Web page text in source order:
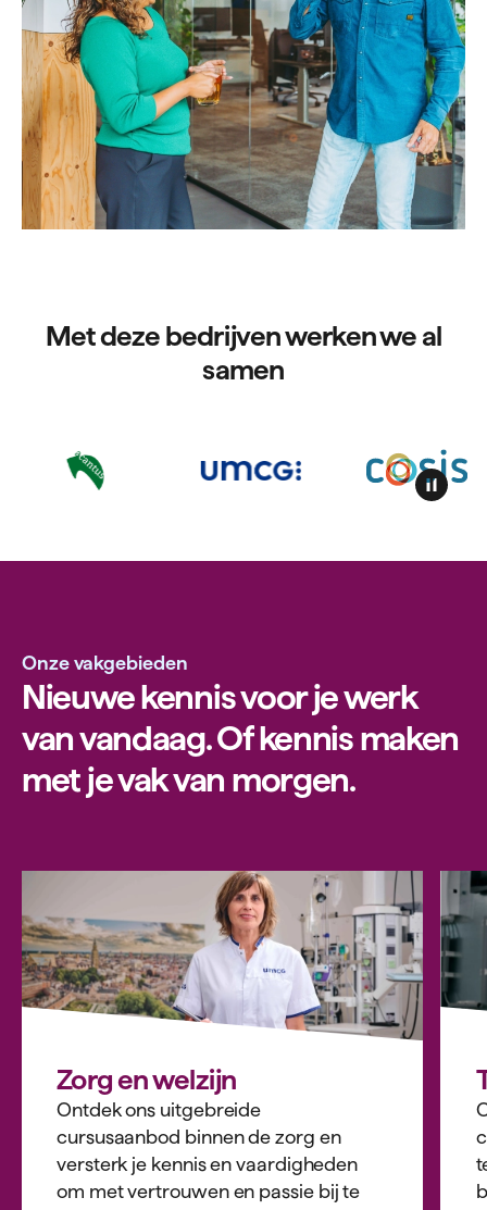
Met deze bedrijven werken we al
samen
Logo
animatie
Onze vakgebieden
Nieuwe kennis voor je werk
van vandaag. Of kennis maken
met je vak van morgen.
Zorg en welzijn
Ontdek ons uitgebreide
cursusaanbod binnen de zorg en
versterk je kennis en vaardigheden
om met vertrouwen en passie bij te